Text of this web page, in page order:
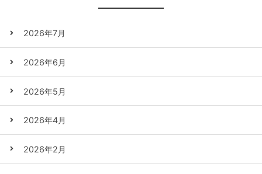
2026年7月
2026年6月
2026年5月
2026年4月
2026年2月